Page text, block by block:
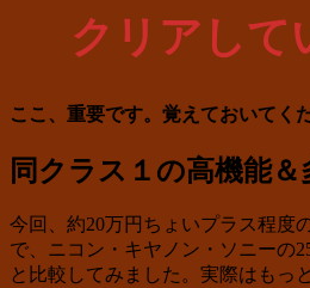
クリアして
ここ、重要です。覚えておいてく
同クラス１の高機能＆
今回、約20万円ちょいプラス程度
で、ニコン・キヤノン・ソニーの
と比較してみました。実際はもっ